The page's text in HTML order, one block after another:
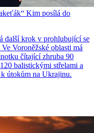
Kim posílá do
další krok v prohlubující se
Voroněžské oblasti má
čítající zhruba 90
balistickými střelami a
útokům na Ukrajinu.